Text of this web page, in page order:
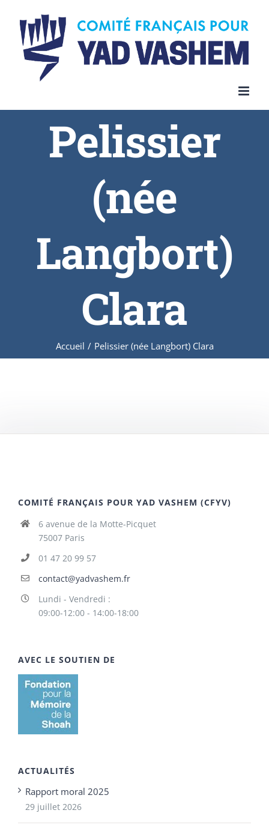
content
Pelissier
(née
Langbort)
Clara
Accueil / Pelissier (née Langbort) Clara
COMITÉ FRANÇAIS POUR YAD VASHEM (CFYV)
6 avenue de la Motte-Picquet
75007 Paris
01 47 20 99 57
contact@yadvashem.fr
Lundi - Vendredi :
09:00-12:00 - 14:00-18:00
AVEC LE SOUTIEN DE
ACTUALITÉS
Rapport moral 2025
29 juillet 2026